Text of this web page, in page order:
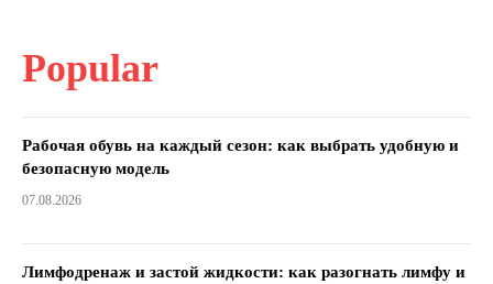
Popular
Рабочая обувь на каждый сезон: как выбрать удобную и
безопасную модель
07.08.2026
Лимфодренаж и застой жидкости: как разогнать лимфу и